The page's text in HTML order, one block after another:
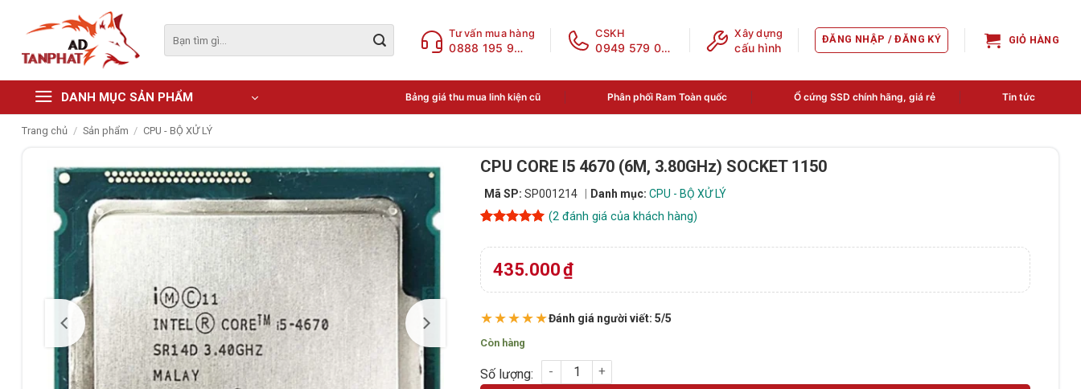
content
kiếm:
Tư vấn mua hàng
0888 195 969
CSKH
0949 579 078
Xây dựng
cấu hình
ĐĂNG NHẬP / ĐĂNG KÝ GIỎ HÀNG
DANH MỤC SẢN PHẨM Bảng giá thu mua linh kiện cũ Phân phối Ram Toàn quốc Ổ cứng SSD chính hãng, giá rẻ Tin tức
Trang chủ / Sản phẩm / CPU - BỘ XỬ LÝ
CPU CORE I5 4670 (6M, 3.80GHz) SOCKET 1150
Mã SP: SP001214 Danh mục: CPU - BỘ XỬ LÝ
dựa trên
đánh giá
(2 đánh giá của khách hàng)
435.000₫
★★★★★Đánh giá người viết: 5/5
Còn hàng
CPU CORE I5 4670 (6M, 3.80GHz) SOCKET 1150 số lượng